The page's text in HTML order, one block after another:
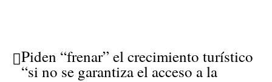
Piden “frenar” el crecimiento turístico
“si no se garantiza el acceso a la